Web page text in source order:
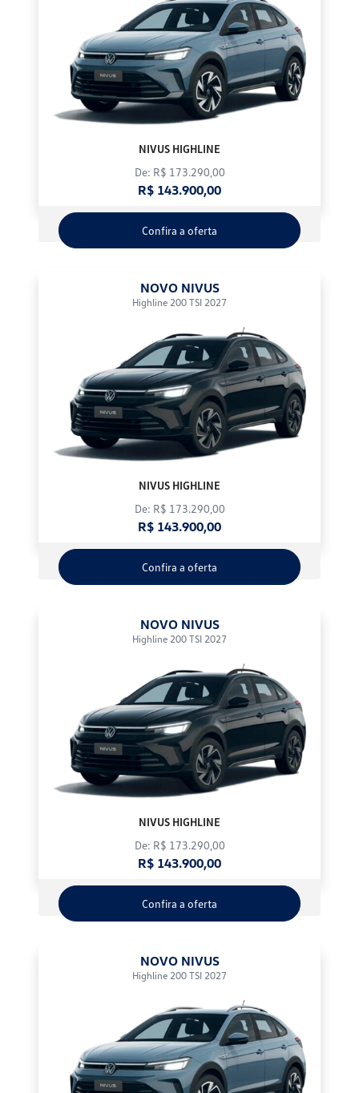
NIVUS HIGHLINE
De: R$ 173.290,00
R$ 143.900,00
Confira a oferta
NOVO NIVUS
Highline 200 TSI 2027
NIVUS HIGHLINE
De: R$ 173.290,00
R$ 143.900,00
Confira a oferta
NOVO NIVUS
Highline 200 TSI 2027
NIVUS HIGHLINE
De: R$ 173.290,00
R$ 143.900,00
Confira a oferta
NOVO NIVUS
Highline 200 TSI 2027